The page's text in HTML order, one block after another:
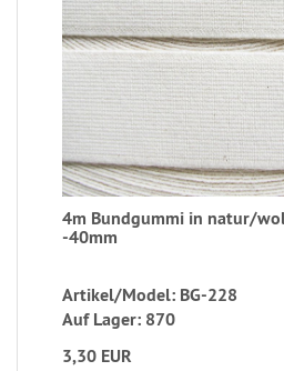
4m Bundgummi in natur/
-40mm
Artikel/Model: BG-228
Auf Lager: 870
3,30 EUR